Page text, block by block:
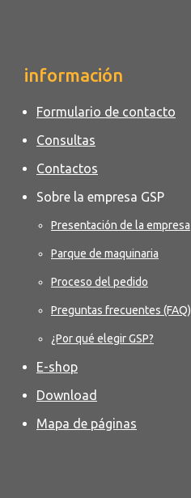
información
Formulario de contacto
Consultas
Contactos
Sobre la empresa GSP
Presentación de la empresa
Parque de maquinaria
Proceso del pedido
Preguntas frecuentes (FAQ)
¿Por qué elegir GSP?
E-shop
Download
Mapa de páginas